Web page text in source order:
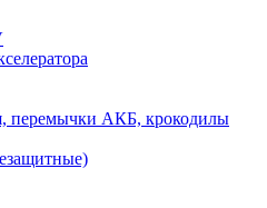
перемычки АКБ, крокодилы